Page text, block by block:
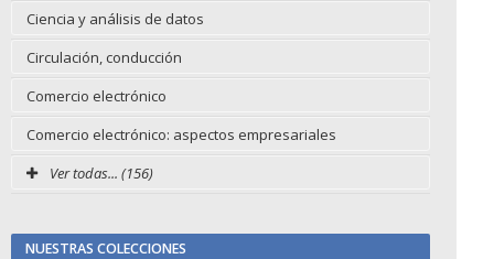
Ciencia y análisis de datos
Circulación, conducción
Comercio electrónico
Comercio electrónico: aspectos empresariales
Ver todas... (156)
NUESTRAS COLECCIONES